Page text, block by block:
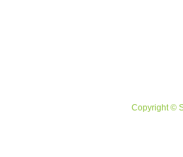
Copyright ©